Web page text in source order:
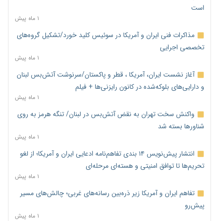
است
۱ ماه پیش
مذاکرات فنی ایران و آمریکا در سوئیس کلید خورد/تشکیل گروه‌های
تخصصی اجرایی
۱ ماه پیش
آغاز نشست ایران، آمریکا ، قطر و پاکستان/سرنوشت آتش‌بس لبنان
و دارایی‌های بلوکه‌شده در کانون رایزنی‌ها + فیلم
۱ ماه پیش
واکنش سخت تهران به نقض آتش‌بس در لبنان/ تنگه هرمز به روی
شناورها بسته شد
۱ ماه پیش
انتشار پیش‌نویس ۱۴ بندی تفاهم‌نامه ادعایی ایران و آمریکا؛ از لغو
تحریم‌ها تا توافق امنیتی و هسته‌ای مرحله‌ای
۱ ماه پیش
تفاهم ایران و آمریکا زیر ذره‌بین رسانه‌های غربی؛ چالش‌های مسیر
پیش‌رو
۱ ماه پیش